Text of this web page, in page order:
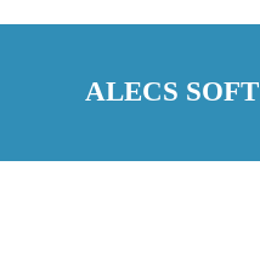
ALECS SOFT